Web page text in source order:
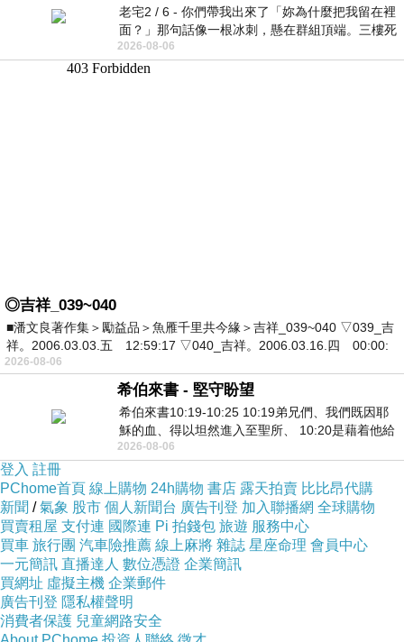
老宅2 / 6 - 你們帶我出來了「妳為什麼把我留在裡
面？」那句話像一根冰刺，懸在群組頂端。三樓死
死盯著照片裡的人。那個人確實站在
2026-08-06
◎吉祥_039~040
■潘文良著作集＞勵益品＞魚雁千里共今緣＞吉祥_039~040 ▽039_吉
祥。2006.03.03.五 12:59:17 ▽040_吉祥。2006.03.16.四 00:00:
2026-08-06
希伯來書 - 堅守盼望
希伯來書10:19-10:25 10:19弟兄們、我們既因耶
穌的血、得以坦然進入至聖所、 10:20是藉着他給
我們開了一條又新又活的路從幔子經過
2026-08-06
登入 註冊
PChome首頁 線上購物 24h購物 書店 露天拍賣 比比昂代購
新聞 /氣象 股市 個人新聞台 廣告刊登 加入聯播網 全球購物
買賣租屋 支付連 國際連 Pi 拍錢包 旅遊 服務中心
買車 旅行團 汽車險推薦 線上麻將 雜誌 星座命理 會員中心
一元簡訊 直播達人 數位憑證 企業簡訊
買網址 虛擬主機 企業郵件
廣告刊登 隱私權聲明
消費者保護 兒童網路安全